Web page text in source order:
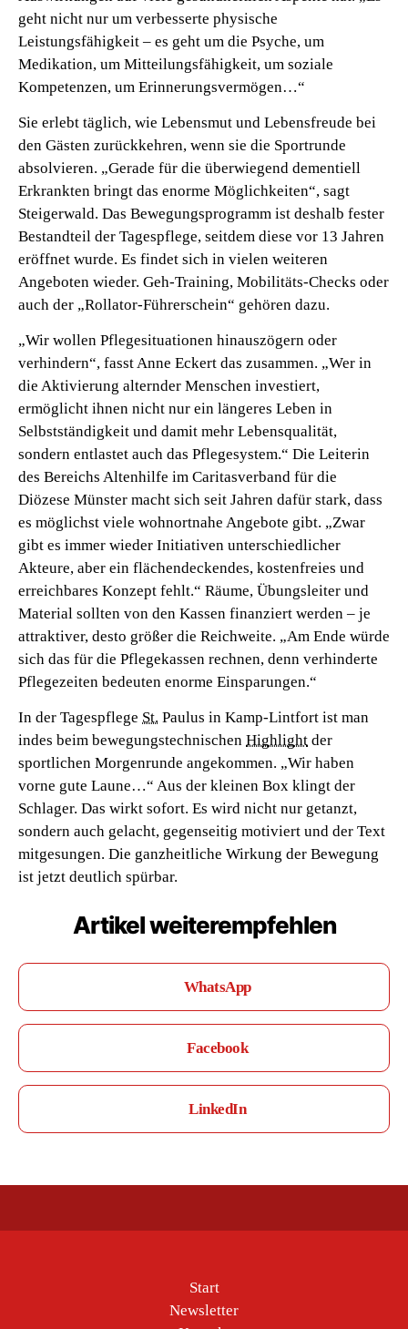
geht nicht nur um verbesserte physische
Leistungsfähigkeit – es geht um die Psyche, um
Medikation, um Mitteilungsfähigkeit, um soziale
Kompetenzen, um Erinnerungsvermögen…“
Sie erlebt täglich, wie Lebensmut und Lebensfreude bei
den Gästen zurückkehren, wenn sie die Sportrunde
absolvieren. „Gerade für die überwiegend dementiell
Erkrankten bringt das enorme Möglichkeiten“, sagt
Steigerwald. Das Bewegungsprogramm ist deshalb fester
Bestandteil der Tagespflege, seitdem diese vor 13 Jahren
eröffnet wurde. Es findet sich in vielen weiteren
Angeboten wieder. Geh-Training, Mobilitäts-Checks oder
auch der „Rollator-Führerschein“ gehören dazu.
„Wir wollen Pflegesituationen hinauszögern oder
verhindern“, fasst Anne Eckert das zusammen. „Wer in
die Aktivierung alternder Menschen investiert,
ermöglicht ihnen nicht nur ein längeres Leben in
Selbstständigkeit und damit mehr Lebensqualität,
sondern entlastet auch das Pflegesystem.“ Die Leiterin
des Bereichs Altenhilfe im Caritasverband für die
Diözese Münster macht sich seit Jahren dafür stark, dass
es möglichst viele wohnortnahe Angebote gibt. „Zwar
gibt es immer wieder Initiativen unterschiedlicher
Akteure, aber ein flächendeckendes, kostenfreies und
erreichbares Konzept fehlt.“ Räume, Übungsleiter und
Material sollten von den Kassen finanziert werden – je
attraktiver, desto größer die Reichweite. „Am Ende würde
sich das für die Pflegekassen rechnen, denn verhinderte
Pflegezeiten bedeuten enorme Einsparungen.“
In der Tagespflege St. Paulus in Kamp-Lintfort ist man
indes beim bewegungstechnischen Highlight der
sportlichen Morgenrunde angekommen. „Wir haben
vorne gute Laune…“ Aus der kleinen Box klingt der
Schlager. Das wirkt sofort. Es wird nicht nur getanzt,
sondern auch gelacht, gegenseitig motiviert und der Text
mitgesungen. Die ganzheitliche Wirkung der Bewegung
ist jetzt deutlich spürbar.
Artikel weiterempfehlen
WhatsApp
Facebook
LinkedIn
Start
Newsletter